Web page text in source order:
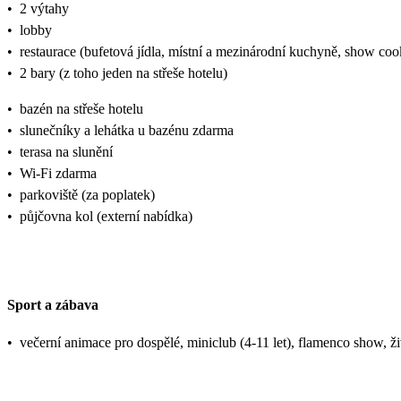
• 2 výtahy
• lobby
• restaurace (bufetová jídla, místní a mezinárodní kuchyně, show
• 2 bary (z toho jeden na střeše hotelu)
• bazén na střeše hotelu
• slunečníky a lehátka u bazénu zdarma
• terasa na slunění
• Wi-Fi zdarma
• parkoviště (za poplatek)
• půjčovna kol (externí nabídka)
Sport a zábava
• večerní animace pro dospělé, miniclub (4-11 let), flamenco show,